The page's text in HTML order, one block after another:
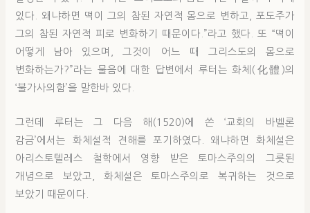
있다. 왜냐하면 떡이 그의 참된 자연적 몸으로 변하고, 포도주가
그의 참된 자연적 피로 변화하기 때문이다.”라고 했다. 또 “떡이
어떻게 남아 있으며, 그것이 어느 때 그리스도의 몸으로
변화하는가?”라는 물음에 대한 답변에서 루터는 화체(化體)의
‘불가사의함’을 말한바 있다.
그런데 루터는 그 다음 해(1520)에 쓴 ‘교회의 바벨론
감금’에서는 화체설적 견해를 포기하였다. 왜냐하면 화체설은
아리스토텔레스 철학에서 영향 받은 토마스주의의 그릇된
개념으로 보았고, 화체설은 토마스주의로 복귀하는 것으로
보았기 때문이다.